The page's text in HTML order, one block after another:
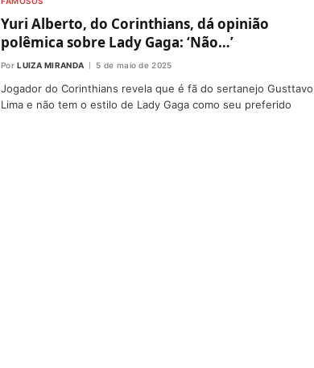
Yuri Alberto, do Corinthians, dá opinião
polêmica sobre Lady Gaga: ‘Não…’
Por LUIZA MIRANDA 5 de maio de 2025
Jogador do Corinthians revela que é fã do sertanejo Gusttavo
Lima e não tem o estilo de Lady Gaga como seu preferido